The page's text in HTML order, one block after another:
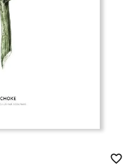
favorite_border